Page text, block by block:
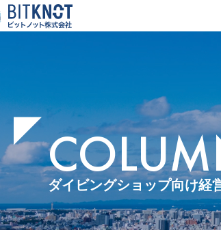
ダイビングショップ向け経